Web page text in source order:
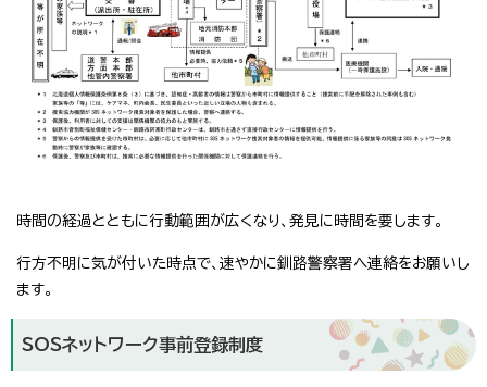
時間の経過とともに行動範囲が広くなり、発見に時間を要します。
行方不明に気が付いた時点で、速やかに釧路警察署へ連絡をお願いし
ます。
SOSネットワーク事前登録制度